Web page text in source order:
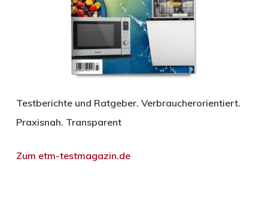
Testberichte und Ratgeber. Verbraucherorientiert.
Praxisnah. Transparent
Zum etm-testmagazin.de